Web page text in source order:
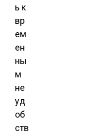
ь к
вр
ем
ен
ны
м
не
уд
об
ств